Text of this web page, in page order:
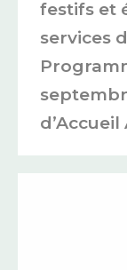
festifs et
services